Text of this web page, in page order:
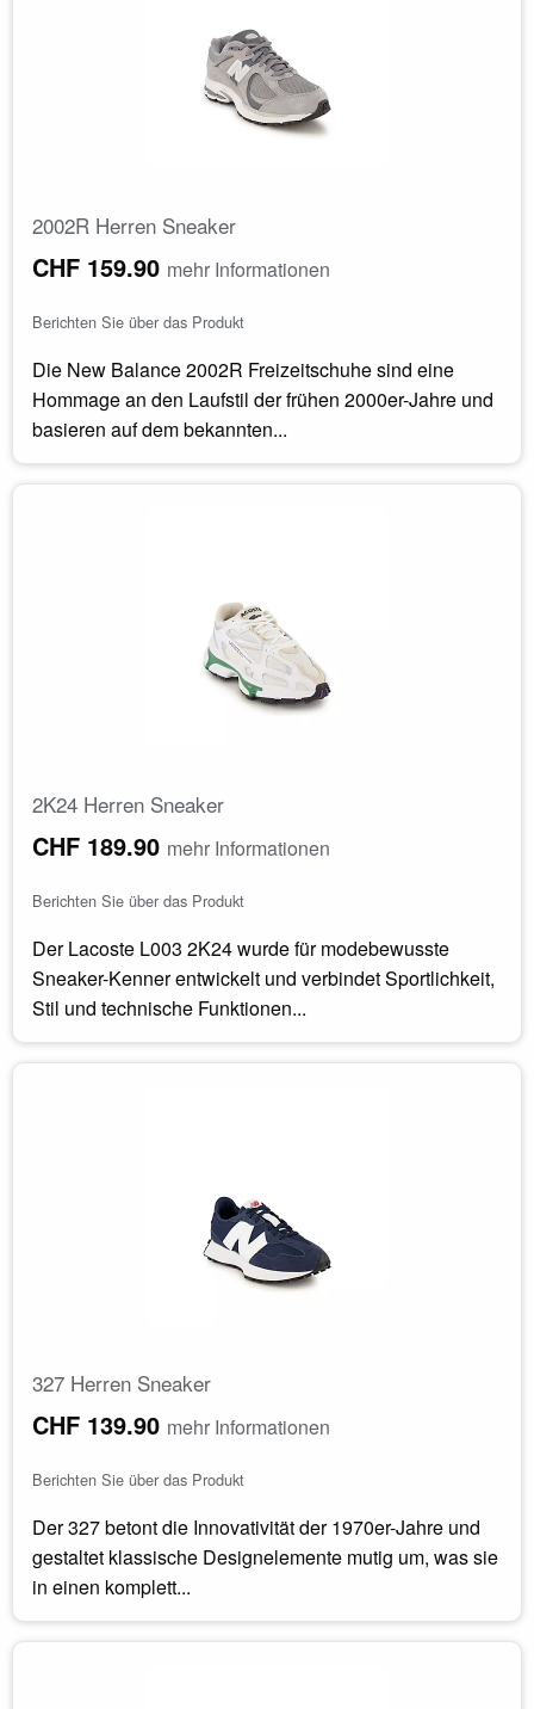
2002R Herren Sneaker
CHF 159.90 mehr Informationen
Berichten Sie über das Produkt
Die New Balance 2002R Freizeitschuhe sind eine
Hommage an den Laufstil der frühen 2000er-Jahre und
basieren auf dem bekannten...
2K24 Herren Sneaker
CHF 189.90 mehr Informationen
Berichten Sie über das Produkt
Der Lacoste L003 2K24 wurde für modebewusste
Sneaker-Kenner entwickelt und verbindet Sportlichkeit,
Stil und technische Funktionen...
327 Herren Sneaker
CHF 139.90 mehr Informationen
Berichten Sie über das Produkt
Der 327 betont die Innovativität der 1970er-Jahre und
gestaltet klassische Designelemente mutig um, was sie
in einen komplett...